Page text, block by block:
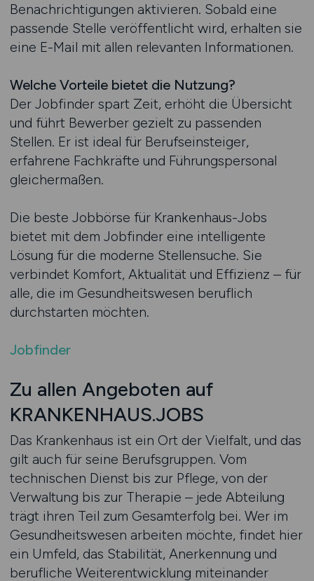
Benachrichtigungen aktivieren. Sobald eine
passende Stelle veröffentlicht wird, erhalten sie
eine E-Mail mit allen relevanten Informationen.
Welche Vorteile bietet die Nutzung?
Der Jobfinder spart Zeit, erhöht die Übersicht
und führt Bewerber gezielt zu passenden
Stellen. Er ist ideal für Berufseinsteiger,
erfahrene Fachkräfte und Führungspersonal
gleichermaßen.
Die beste Jobbörse für Krankenhaus-Jobs
bietet mit dem Jobfinder eine intelligente
Lösung für die moderne Stellensuche. Sie
verbindet Komfort, Aktualität und Effizienz – für
alle, die im Gesundheitswesen beruflich
durchstarten möchten.
Jobfinder
Zu allen Angeboten auf
KRANKENHAUS.JOBS
Das Krankenhaus ist ein Ort der Vielfalt, und das
gilt auch für seine Berufsgruppen. Vom
technischen Dienst bis zur Pflege, von der
Verwaltung bis zur Therapie – jede Abteilung
trägt ihren Teil zum Gesamterfolg bei. Wer im
Gesundheitswesen arbeiten möchte, findet hier
ein Umfeld, das Stabilität, Anerkennung und
berufliche Weiterentwicklung miteinander